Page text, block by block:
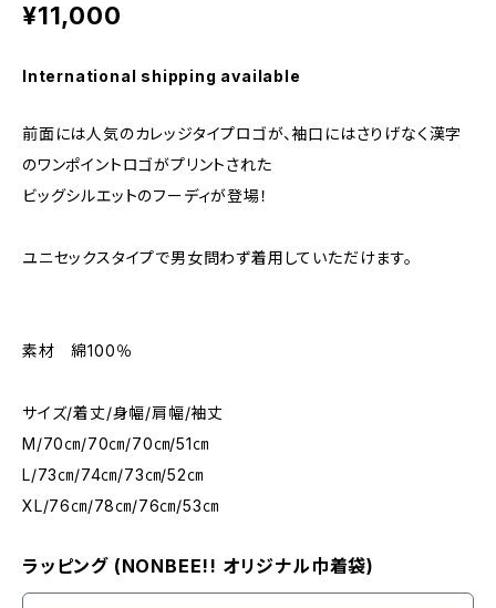
¥11,000
International shipping available
前面には人気のカレッジタイプロゴが、袖口にはさりげなく漢字
のワンポイントロゴがプリントされた
ビッグシルエットのフーディが登場！
ユニセックスタイプで男女問わず着用していただけます。
素材 綿100％
サイズ/着丈/身幅/肩幅/袖丈
M/70㎝/70㎝/70㎝/51㎝
L/73㎝/74㎝/73㎝/52㎝
XL/76㎝/78㎝/76㎝/53㎝
ラッピング (NONBEE!! オリジナル巾着袋)